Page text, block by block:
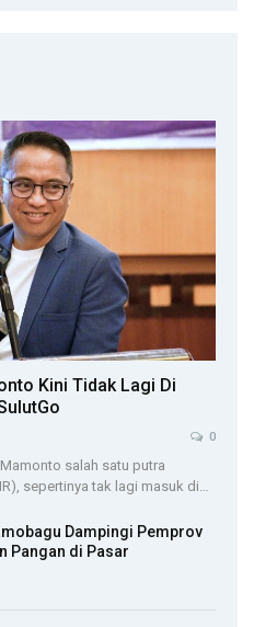
Kini Tidak Lagi Di
0
salah satu putra
sepertinya tak lagi masuk di…
Dampingi Pemprov
Pangan di Pasar